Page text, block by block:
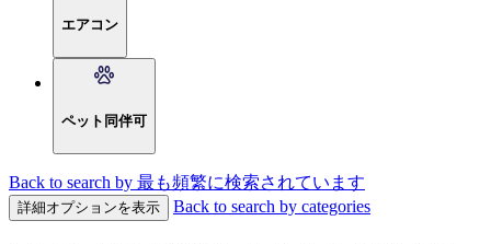
エアコン
ペット同伴可
Back to search by 最も頻繁に検索されています
詳細オプションを表示 Back to search by categories